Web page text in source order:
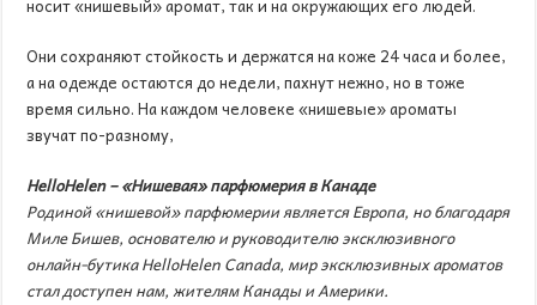
носит «нишевый» аромат, так и на окружающих его людей.
Они сохраняют стойкость и держатся на коже 24 часа и более,
а на одежде остаются до недели, пахнут нежно, но в тоже
время сильно. На каждом человеке «нишевые» ароматы
звучат по-разному,
HelloHelen– «Нишевая» парфюмерия в Канаде
Родиной «нишевой» парфюмерии является Европа, но благодаря
Миле Бишев, основателю и руководителю эксклюзивного
онлайн-бутика HelloHelenCanada, мир эксклюзивных ароматов
стал доступен нам, жителям Канады и Америки.